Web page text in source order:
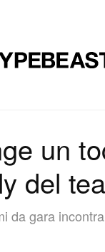
un
del
da gara